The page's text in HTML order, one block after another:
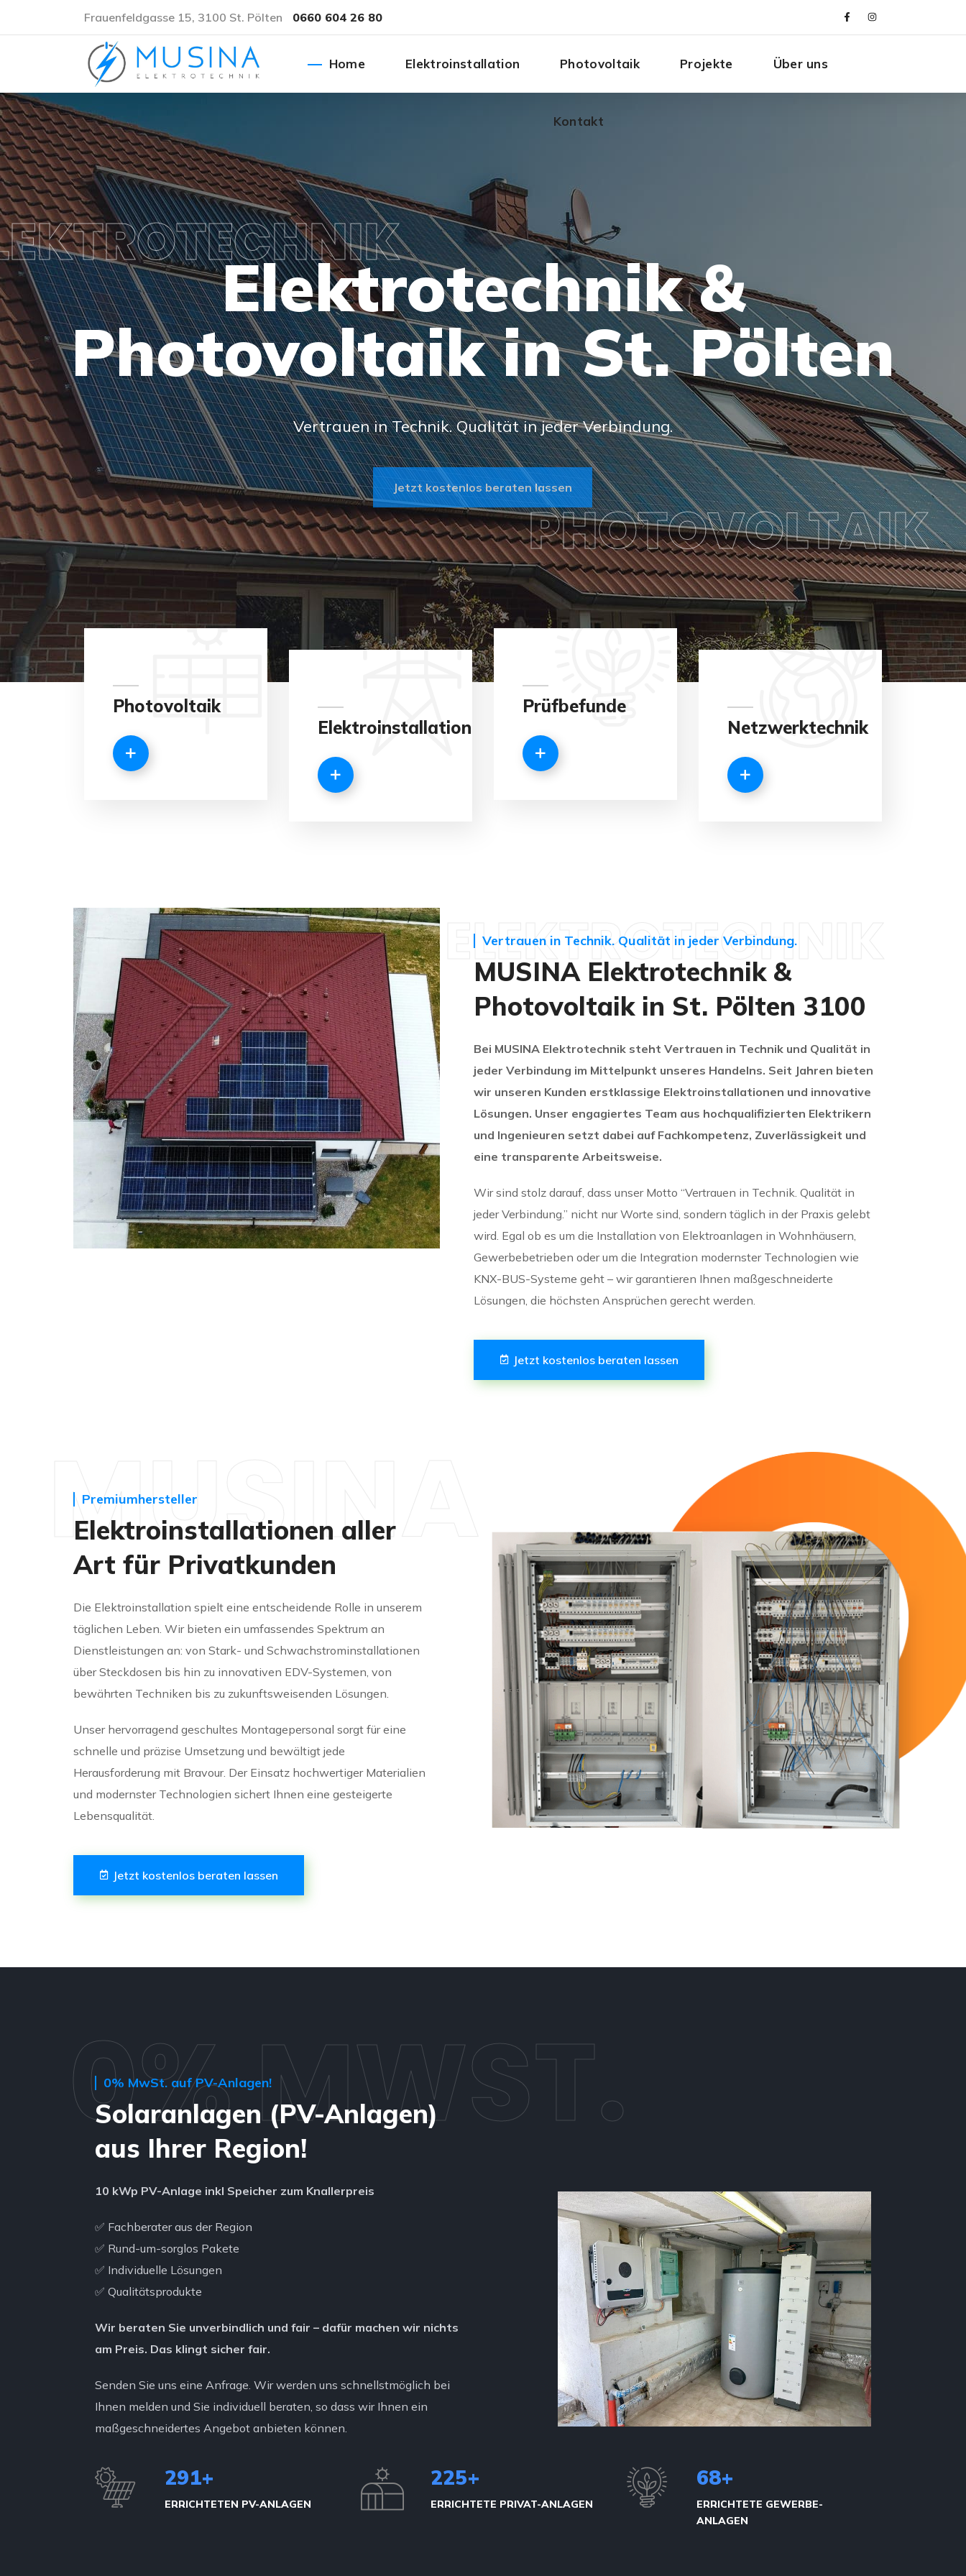
Frauenfeldgasse 15, 3100 St. Pölten 0660 604 26 80
Home Elektroinstallation Photovoltaik Projekte Über uns
Kontakt
Elektrotechnik &
Photovoltaik in St. Pölten
Vertrauen in Technik. Qualität in jeder Verbindung.
PHOTOVOLTAIK
Jetzt kostenlos beraten lassen
Photovoltaik
Elektroinstallation
Prüfbefunde
Netzwerktechnik
Vertrauen in Technik. Qualität in jeder Verbindung.
MUSINA Elektrotechnik &
Photovoltaik in St. Pölten 3100
ELEKTROTECHNIK
Bei MUSINA Elektrotechnik steht Vertrauen in Technik und Qualität in
jeder Verbindung im Mittelpunkt unseres Handelns. Seit Jahren bieten
wir unseren Kunden erstklassige Elektroinstallationen und innovative
Lösungen. Unser engagiertes Team aus hochqualifizierten Elektrikern
und Ingenieuren setzt dabei auf Fachkompetenz, Zuverlässigkeit und
eine transparente Arbeitsweise.
Wir sind stolz darauf, dass unser Motto “Vertrauen in Technik. Qualität in
jeder Verbindung.” nicht nur Worte sind, sondern täglich in der Praxis gelebt
wird. Egal ob es um die Installation von Elektroanlagen in Wohnhäusern,
Gewerbebetrieben oder um die Integration modernster Technologien wie
KNX-BUS-Systeme geht – wir garantieren Ihnen maßgeschneiderte
Lösungen, die höchsten Ansprüchen gerecht werden.
Jetzt kostenlos beraten lassen
Premiumhersteller
Elektroinstallationen aller
Art für Privatkunden
MUSINA
Die Elektroinstallation spielt eine entscheidende Rolle in unserem
täglichen Leben. Wir bieten ein umfassendes Spektrum an
Dienstleistungen an: von Stark- und Schwachstrominstallationen
über Steckdosen bis hin zu innovativen EDV-Systemen, von
bewährten Techniken bis zu zukunftsweisenden Lösungen.
Unser hervorragend geschultes Montagepersonal sorgt für eine
schnelle und präzise Umsetzung und bewältigt jede
Herausforderung mit Bravour. Der Einsatz hochwertiger Materialien
und modernster Technologien sichert Ihnen eine gesteigerte
Lebensqualität.
Jetzt kostenlos beraten lassen
0% MwSt. auf PV-Anlagen!
Solaranlagen (PV-Anlagen)
aus Ihrer Region!
0% MWST.
10 kWp PV-Anlage inkl Speicher zum Knallerpreis
✅ Fachberater aus der Region
✅ Rund-um-sorglos Pakete
✅ Individuelle Lösungen
✅ Qualitätsprodukte
Wir beraten Sie unverbindlich und fair – dafür machen wir nichts
am Preis. Das klingt sicher fair.
Senden Sie uns eine Anfrage. Wir werden uns schnellstmöglich bei
Ihnen melden und Sie individuell beraten, so dass wir Ihnen ein
maßgeschneidertes Angebot anbieten können.
325+
ERRICHTETEN PV-ANLAGEN
250+
ERRICHTETE PRIVAT-ANLAGEN
75+
ERRICHTETE GEWERBE-
ANLAGEN